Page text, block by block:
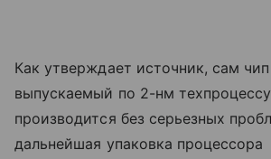
Как утверждает источник, сам
выпускаемый по 2-нм
производится без серьезных
дальнейшая упаковка процессора